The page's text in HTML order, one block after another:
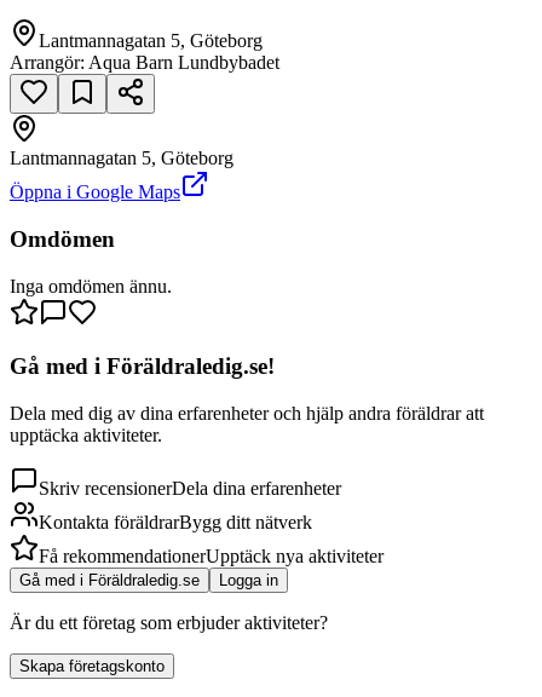
Lantmannagatan 5, Göteborg
Arrangör: Aqua Barn Lundbybadet
Lantmannagatan 5, Göteborg
Öppna i Google Maps
Omdömen
Inga omdömen ännu.
Gå med i Föräldraledig.se!
Dela med dig av dina erfarenheter och hjälp andra föräldrar att
upptäcka aktiviteter.
Skriv recensionerDela dina erfarenheter
Kontakta föräldrarBygg ditt nätverk
Få rekommendationerUpptäck nya aktiviteter
Gå med i Föräldraledig.se Logga in
Är du ett företag som erbjuder aktiviteter?
Skapa företagskonto